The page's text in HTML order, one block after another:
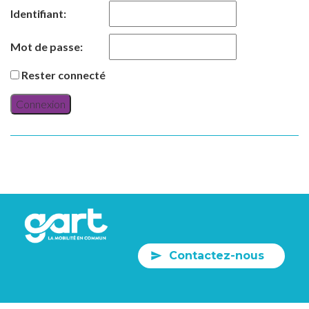
Identifiant:
Mot de passe:
Rester connecté
Connexion
Contactez-nous